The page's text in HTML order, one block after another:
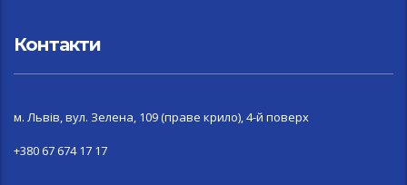
Контакти
м. Львів, вул. Зелена, 109 (праве крило), 4-й поверх
+380 67 674 17 17